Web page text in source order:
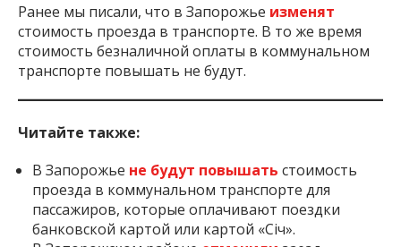
Ранее мы писали, что в Запорожье изменят
стоимость проезда в транспорте. В то же время
стоимость безналичной оплаты в коммунальном
транспорте повышать не будут.
Читайте также:
В Запорожье не будут повышать стоимость
проезда в коммунальном транспорте для
пассажиров, которые оплачивают поездки
банковской картой или картой «Січ».